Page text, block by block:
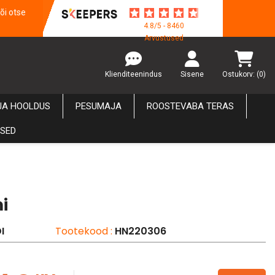
otse
4.8/5 - 8460
Arvustused
Klienditeenindus Sisene Ostukorv: (0)
HOOLDUS PESUMAJA ROOSTEVABA TERAS
Tootekood : HN220306